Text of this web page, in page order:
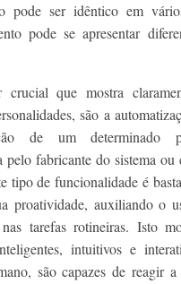
pode ser idêntico em
pode se apresentar
crucial que mostra
são a
de um determinado
pelo fabricante do sistema
tipo de funcionalidade é
proatividade, auxiliando o
tarefas rotineiras. Isto
intuitivos e
são capazes de reagir